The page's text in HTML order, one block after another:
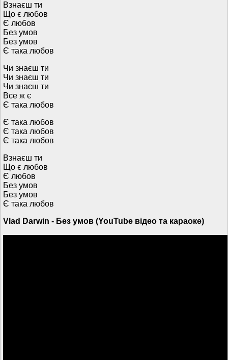
Взнаєш ти
Що є любов
Є любов
Без умов
Без умов
Є така любов
Чи знаєш ти
Чи знаєш ти
Чи знаєш ти
Все ж є
Є така любов
Є така любов
Є така любов
Є така любов
Взнаєш ти
Що є любов
Є любов
Без умов
Без умов
Є така любов
Vlad Darwin - Без умов (YouTube відео та караоке)